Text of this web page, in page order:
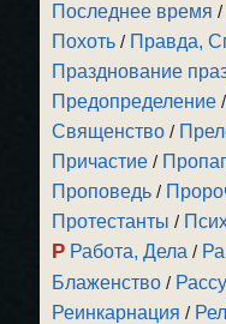
Последнее время /
Похоть / Правда,
Празднование
Предопределение /
Священство /
Причастие /
Проповедь /
Протестанты /
Р Работа, Дела /
Блаженство /
Реинкарнация /